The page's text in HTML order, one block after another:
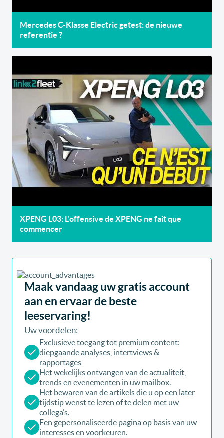
Mercedes C-Klasse Electric getest: de nieuwe
referentie ?
XPENG L03: L'offensive de XPENG ne fait que
commencer
Maak vandaag uw gratis account
aan en ervaar de beste
leeservaring!
Uw voordelen:
Exclusieve toegang tot premium content:
diepgaande analyses, intertviews &
rapportages
Het wekelijks ontvangen van de actualiteit,
trends en evenementen in uw mailbox.
Het bewaren van de artikels die u op een later
tijdstip wenst te lezen of te delen met uw
collega’s.
Een gepersonaliseerde pagina op basis van uw
interesses en voorkeuren.